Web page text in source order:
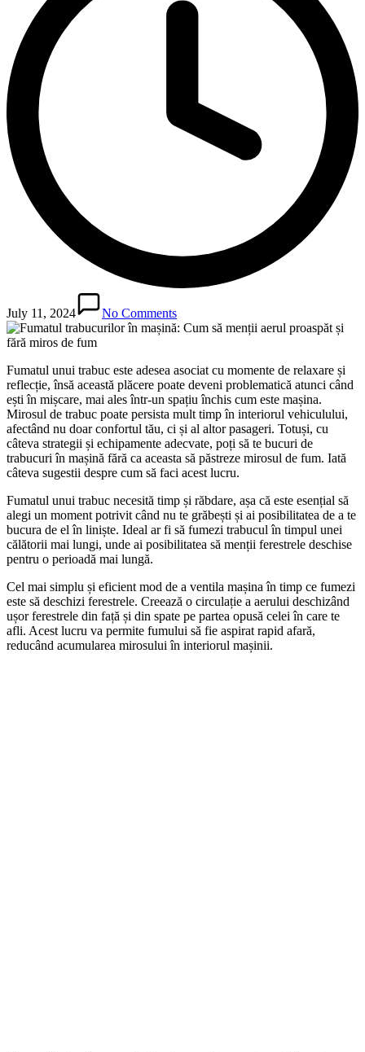
July 11, 2024 No Comments
Fumatul unui trabuc este adesea asociat cu momente de relaxare și
reflecție, însă această plăcere poate deveni problematică atunci când
ești în mișcare, mai ales într-un spațiu închis cum este mașina.
Mirosul de trabuc poate persista mult timp în interiorul vehiculului,
afectând nu doar confortul tău, ci și al altor pasageri. Totuși, cu
câteva strategii și echipamente adecvate, poți să te bucuri de
trabucuri în mașină fără ca aceasta să păstreze mirosul de fum. Iată
câteva sugestii despre cum să faci acest lucru.
Fumatul unui trabuc necesită timp și răbdare, așa că este esențial să
alegi un moment potrivit când nu te grăbești și ai posibilitatea de a te
bucura de el în liniște. Ideal ar fi să fumezi trabucul în timpul unei
călătorii mai lungi, unde ai posibilitatea să menții ferestrele deschise
pentru o perioadă mai lungă.
Cel mai simplu și eficient mod de a ventila mașina în timp ce fumezi
este să deschizi ferestrele. Creează o circulație a aerului deschizând
ușor ferestrele din față și din spate pe partea opusă celei în care te
afli. Acest lucru va permite fumului să fie aspirat rapid afară,
reducând acumularea mirosului în interiorul mașinii.